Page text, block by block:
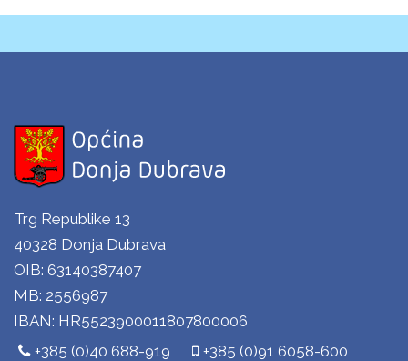
Trg Republike 13
40328 Donja Dubrava
OIB: 63140387407
MB: 2556987
IBAN: HR5523900011807800006
+385 (0)40 688-919
+385 (0)91 6058-600